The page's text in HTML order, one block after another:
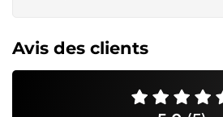
Avis des clients